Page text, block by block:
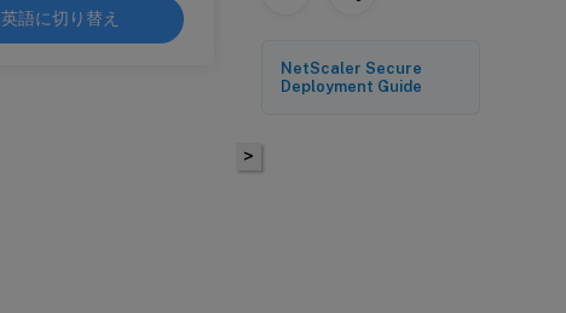
英語に切り替え
>
NetScaler Secure
Deployment Guide